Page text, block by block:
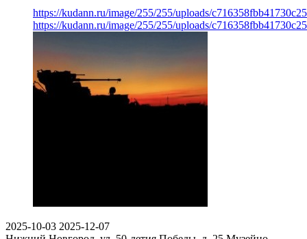
https://kudann.ru/image/255/255/uploads/
https://kudann.ru/image/255/255/uploads/
2025-10-03 2025-12-07